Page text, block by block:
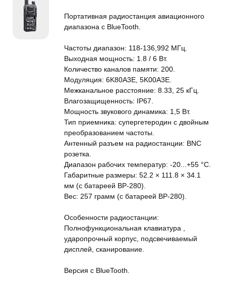
Портативная радиостанция авиационного
диапазона с BlueTooth.
Частоты диапазон: 118-136,992 МГц.
Выходная мощность: 1.8 / 6 Вт.
Количество каналов памяти: 200.
Модуляция: 6K80A3E, 5K00A3E.
Межканальное расстояние: 8.33, 25 кГц.
Влагозащищенность: IP67.
Мощность звукового динамика: 1,5 Вт.
Тип приемника: супергетеродин с двойным
преобразованием частоты.
Антенный разъем на радиостанции: BNC
розетка.
Диапазон рабочих температур: -20...+55 °C.
Габаритные размеры: 52.2 × 111.8 × 34.1
мм (с батареей BP-280).
Вес: 257 грамм (с батареей BP-280).
Особенности радиостанции:
Полнофункциональная клавиатура ,
ударопрочный корпус, подсвечиваемый
дисплей, сканирование.
Версия с BlueTooth.